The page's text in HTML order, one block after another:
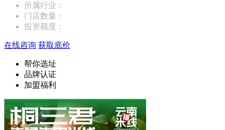
所属行业：
门店数量：
投资额度：
在线咨询 获取底价
帮你选址
品牌认证
加盟福利